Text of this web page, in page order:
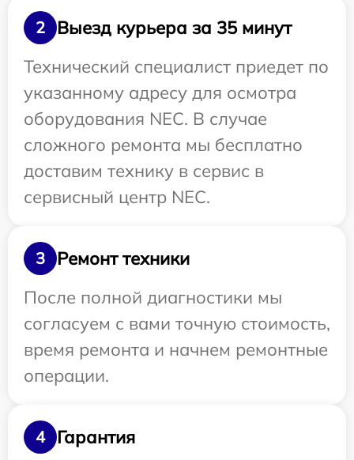
2
Выезд курьера за 35 минут
Технический специалист приедет по
указанному адресу для осмотра
оборудования NEC. В случае
сложного ремонта мы бесплатно
доставим технику в сервис в
сервисный центр NEC.
3
Ремонт техники
После полной диагностики мы
согласуем с вами точную стоимость,
время ремонта и начнем ремонтные
операции.
4 Гарантия